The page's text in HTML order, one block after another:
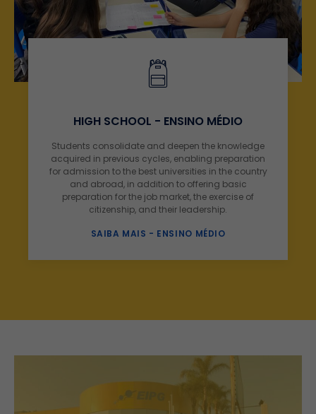
HIGH SCHOOL - ENSINO MÉDIO
Students consolidate and deepen the knowledge
acquired in previous cycles, enabling preparation
for admission to the best universities in the country
and abroad, in addition to offering basic
preparation for the job market, the exercise of
citizenship, and their leadership.
SAIBA MAIS - ENSINO MÉDIO